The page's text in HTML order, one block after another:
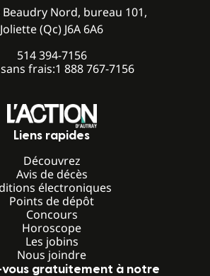
Beaudry Nord, bureau 101,
Joliette (Qc) J6A 6A6
514 394-7156
frais:1 888 767-7156
Liens rapides
Découvrez
Avis de décès
électroniques
Points de dépôt
Concours
Horoscope
Les jobins
Nous joindre
gratuitement à notre